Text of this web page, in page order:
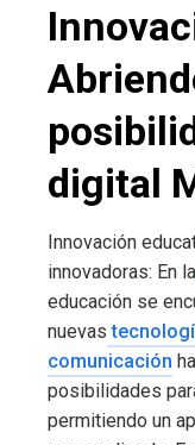
digital
Innovación
innovadoras: En la
educación se
nuevas
comunicación
posibilidades
permitiendo un